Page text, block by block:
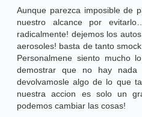
Aunque parezca imposible de
nuestro alcance por
radicalmente! dejemos los
aerosoles! basta de tanto
Personalmene siento mucho
demostrar que no hay nada
devolvamosle algo de lo que
nuestra accion es solo un
podemos cambiar las cosas!